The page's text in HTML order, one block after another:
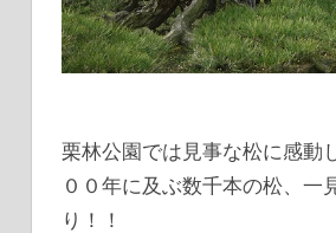
栗林公園では見事な松に感動
００年に及ぶ数千本の松、一
り！！